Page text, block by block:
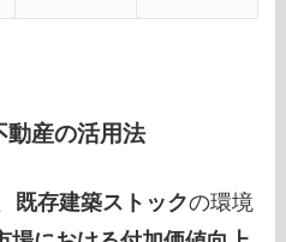
産の活用法
既存建築ストックの環境